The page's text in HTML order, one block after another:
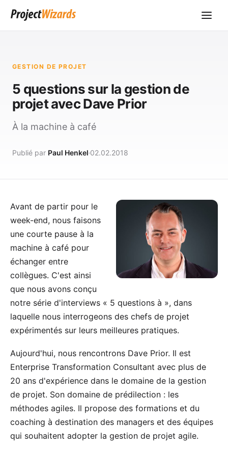
GESTION DE PROJET
5 questions sur la gestion de
projet avec Dave Prior
À la machine à café
Publié par Paul Henkel 02.02.2018
Avant de partir pour le
week-end, nous faisons
une courte pause à la
machine à café pour
échanger entre
collègues. C'est ainsi
que nous avons conçu
notre série d'interviews « 5 questions à », dans
laquelle nous interrogeons des chefs de projet
expérimentés sur leurs meilleures pratiques.
Aujourd'hui, nous rencontrons Dave Prior. Il est
Enterprise Transformation Consultant avec plus de
20 ans d'expérience dans le domaine de la gestion
de projet. Son domaine de prédilection : les
méthodes agiles. Il propose des formations et du
coaching à destination des managers et des équipes
qui souhaitent adopter la gestion de projet agile.